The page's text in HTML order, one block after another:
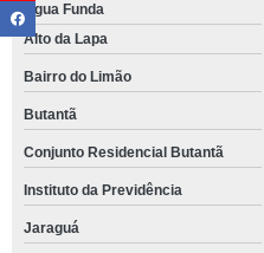
Água Funda
Alto da Lapa
Bairro do Limão
Butantã
Conjunto Residencial Butantã
Instituto da Previdência
Jaraguá